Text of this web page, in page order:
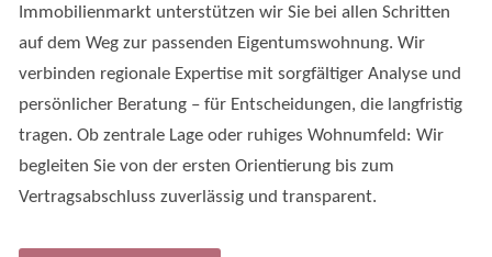
Immobilienmarkt unterstützen wir Sie bei allen Schritten
auf dem Weg zur passenden Eigentumswohnung. Wir
verbinden regionale Expertise mit sorgfältiger Analyse und
persönlicher Beratung – für Entscheidungen, die langfristig
tragen. Ob zentrale Lage oder ruhiges Wohnumfeld: Wir
begleiten Sie von der ersten Orientierung bis zum
Vertragsabschluss zuverlässig und transparent.